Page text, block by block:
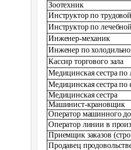
Зоотехник
Инструктор по
Инструктор по
Инженер-механик
Инженер по
Кассир торгового зала
Медицинская сестра по
Медицинская сестра по
Медицинская сестра
Машинист-крановщик
Оператор машинного
Оператор линии в
Приемщик заказов
Продавец